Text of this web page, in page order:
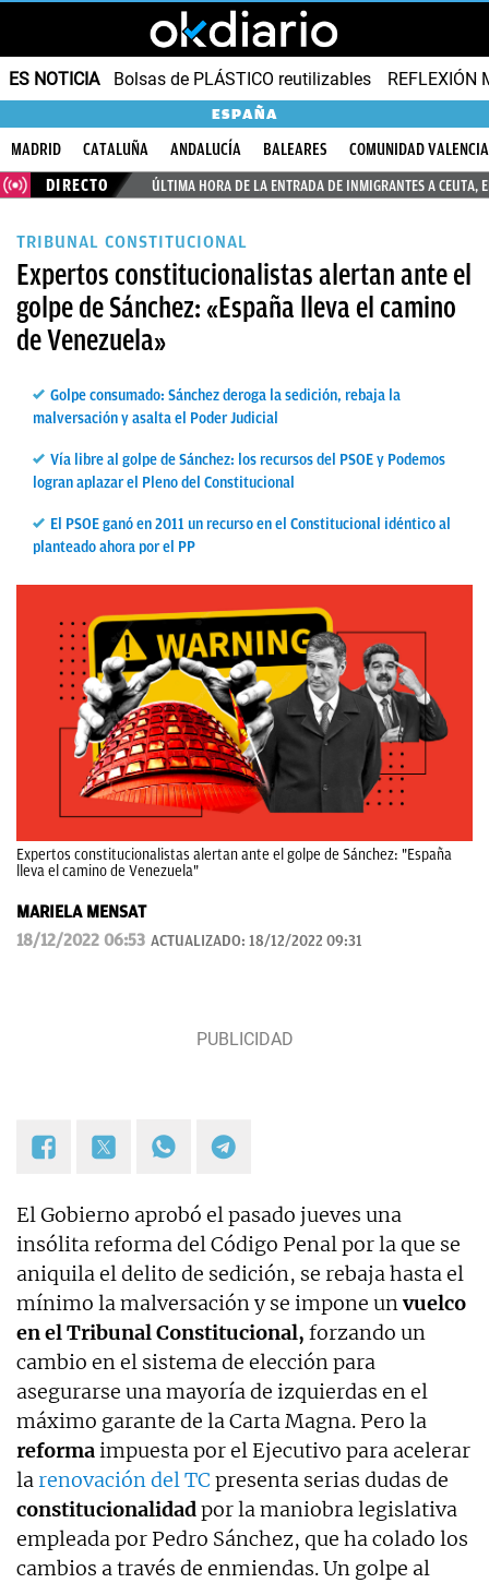
ES NOTICIA Bolsas de PLÁSTICO reutilizables REFLEXIÓN
ESPAÑA
MADRID CATALUÑA ANDALUCÍA BALEARES
COMUNIDAD
DIRECTO
ÚLTIMA HORA DE LA ENTRADA DE INMIGRANTES A CEUTA,
TRIBUNAL CONSTITUCIONAL
Expertos constitucionalistas alertan ante el
golpe de Sánchez: «España lleva el camino
de Venezuela»
Golpe consumado: Sánchez deroga la sedición, rebaja la
malversación y asalta el Poder Judicial
Vía libre al golpe de Sánchez: los recursos del PSOE y Podemos
logran aplazar el Pleno del Constitucional
El PSOE ganó en 2011 un recurso en el Constitucional idéntico al
planteado ahora por el PP
Expertos constitucionalistas alertan ante el golpe de Sánchez: "España
lleva el camino de Venezuela"
MARIELA MENSAT
18/12/2022 06:53 ACTUALIZADO: 18/12/2022 09:31
El Gobierno aprobó el pasado jueves una
insólita reforma del Código Penal por la que se
aniquila el delito de sedición, se rebaja hasta el
mínimo la malversación y se impone unvuelco
en el Tribunal Constitucional, forzando un
cambio en el sistema de elección para
asegurarse una mayoría de izquierdas en el
máximo garante de la Carta Magna. Pero la
reformaimpuesta por el Ejecutivo para acelerar
larenovación del TC presenta serias dudas de
constitucionalidadpor la maniobra legislativa
empleada por Pedro Sánchez, que ha colado los
cambios a través de enmiendas. Un golpe al